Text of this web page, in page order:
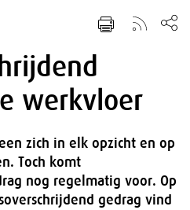
werkvloer
zich in elk opzicht en op
Toch komt
nog regelmatig voor. Op
gedrag vind